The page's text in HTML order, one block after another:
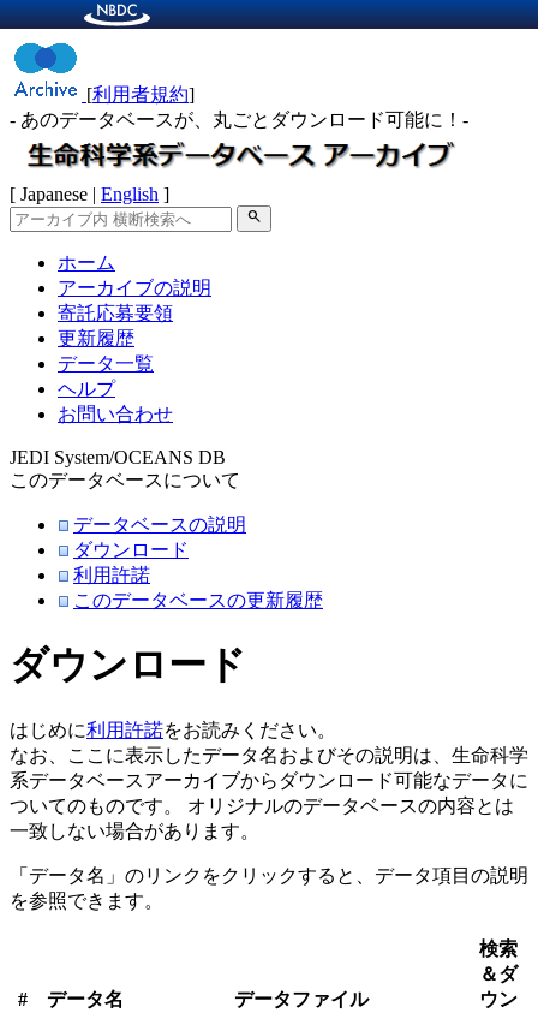
[利用者規約]
- あのデータベースが、丸ごとダウンロード可能に！-
[ Japanese | English ]
search
ホーム
アーカイブの説明
寄託応募要領
更新履歴
データ一覧
ヘルプ
お問い合わせ
JEDI System/OCEANS DB
このデータベースについて
データベースの説明
ダウンロード
利用許諾
このデータベースの更新履歴
ダウンロード
はじめに利用許諾をお読みください。
なお、ここに表示したデータ名およびその説明は、生命科学
系データベースアーカイブからダウンロード可能なデータに
ついてのものです。 オリジナルのデータベースの内容とは
一致しない場合があります。
「データ名」のリンクをクリックすると、データ項目の説明
を参照できます。
# データ名 データファイル
検索
＆ダ
ウン